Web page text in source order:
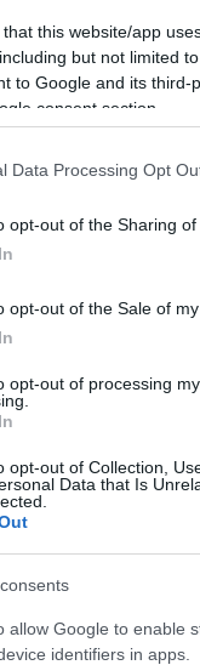
that this website/app
but not limited
to Google and its
consent section.
Data Processing Opt
opt-out of the Sharing of
opt-out of the Sale of
opt-out of processing
opt-out of Collection,
Data that Is
allow Google to enable
identifiers in apps.
virală,
o mireasa nu
care oferă
sa eviti cand iti
a doua nunta
pe
în 2024 în funcție